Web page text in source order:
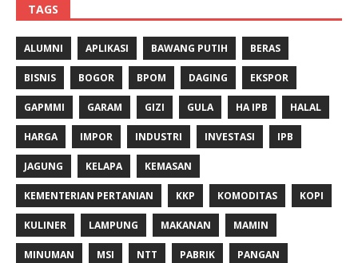
TAGS
ALUMNI APLIKASI BAWANG PUTIH BERAS
BISNIS BOGOR BPOM DAGING EKSPOR
GAPMMI GARAM GIZI GULA HA IPB HALAL
HARGA IMPOR INDUSTRI INVESTASI IPB
JAGUNG KELAPA KEMASAN
KEMENTERIAN PERTANIAN KKP KOMODITAS KOPI
KULINER LAMPUNG MAKANAN MAMIN
MINUMAN MSI NTT PABRIK PANGAN